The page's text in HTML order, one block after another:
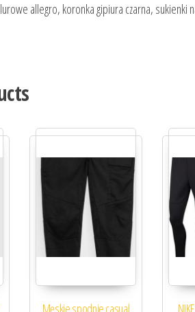
allegro, koronka gipiura czarna, sukienki